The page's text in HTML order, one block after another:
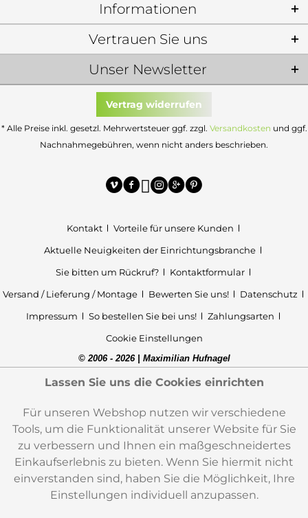
Informationen
Unser Newsletter
Vertrauen Sie uns
Vertrag widerrufen
* Alle Preise inkl. gesetzl. Mehrwertsteuer ggf. zzgl. Versandkosten und ggf.
Nachnahmegebühren, wenn nicht anders beschrieben.
Kontakt
Vorteile für unsere Kunden
Aktuelle Neuigkeiten der Einrichtungsbranche
Sie bitten um Rückruf?
Kontaktformular
Versand / Lieferung / Montage
Bewerten Sie uns!
Datenschutz
Impressum
So bestellen Sie bei uns!
Zahlungsarten
Cookie Einstellungen
© 2006 - 2026 | Maximilian Hufnagel
Lassen Sie uns die Cookies einrichten
Für unseren Webshop nutzen wir verschiedene
Tools, um die Funktionalität unserer Website für Sie
zu verbessern und Ihnen ein maßgeschneidertes
Einkaufserlebnis zu bieten. Wenn Sie hiermit nicht
einverstanden sind, haben Sie die Möglichkeit, Ihre
Einstellungen individuell anzupassen.